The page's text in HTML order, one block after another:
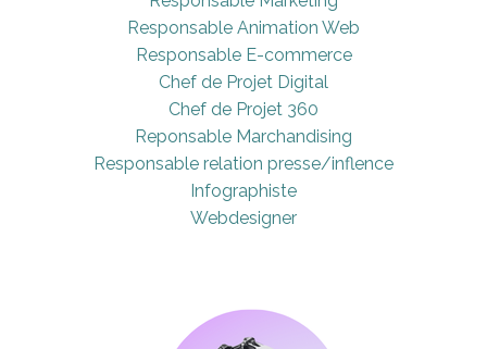
Responsable Animation Web
Responsable E-commerce
Chef de Projet Digital
Chef de Projet 360
Reponsable Marchandising
Responsable relation presse/inflence
Infographiste
Webdesigner